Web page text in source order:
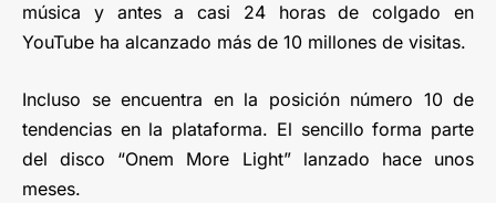
música y antes a casi 24 horas de colgado en
YouTube ha alcanzado más de 10 millones de visitas.
Incluso se encuentra en la posición número 10 de
tendencias en la plataforma. El sencillo forma parte
del disco “Onem More Light” lanzado hace unos
meses.